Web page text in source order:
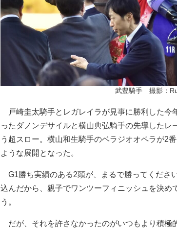
武豊騎手　撮影：
戸崎圭太騎手とレガレイラが見事に勝利した今
ったダノンデサイルと横山典弘騎手の先導したレ
う超スロー。横山和生騎手のベラジオオペラが2
ような展開となった。
G1勝ち実績のある2頭が、まるで勝ってくださ
込んだから、親子でワンツーフィニッシュを決め
う。
だが、それを許さなかったのがいつもより積極